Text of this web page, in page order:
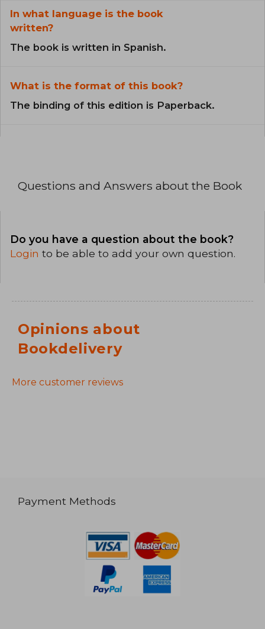
In what language is the book
written?
The book is written in Spanish.
What is the format of this book?
The binding of this edition is Paperback.
Questions and Answers about the Book
Do you have a question about the book?
Login to be able to add your own question.
Opinions about
Bookdelivery
More customer reviews
Payment Methods